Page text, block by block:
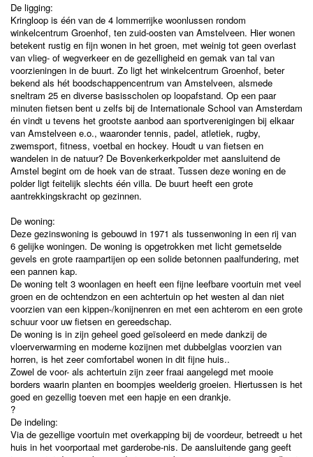
De ligging:
Kringloop is één van de 4 lommerrijke woonlussen rondom
winkelcentrum Groenhof, ten zuid-oosten van Amstelveen. Hier wonen
betekent rustig en fijn wonen in het groen, met weinig tot geen overlast
van vlieg- of wegverkeer en de gezelligheid en gemak van tal van
voorzieningen in de buurt. Zo ligt het winkelcentrum Groenhof, beter
bekend als hét boodschappencentrum van Amstelveen, alsmede
sneltram 25 en diverse basisscholen op loopafstand. Op een paar
minuten fietsen bent u zelfs bij de Internationale School van Amsterdam
én vindt u tevens het grootste aanbod aan sportverenigingen bij elkaar
van Amstelveen e.o., waaronder tennis, padel, atletiek, rugby,
zwemsport, fitness, voetbal en hockey. Houdt u van fietsen en
wandelen in de natuur? De Bovenkerkerkpolder met aansluitend de
Amstel begint om de hoek van de straat. Tussen deze woning en de
polder ligt feitelijk slechts één villa. De buurt heeft een grote
aantrekkingskracht op gezinnen.
De woning:
Deze gezinswoning is gebouwd in 1971 als tussenwoning in een rij van
6 gelijke woningen. De woning is opgetrokken met licht gemetselde
gevels en grote raampartijen op een solide betonnen paalfundering, met
een pannen kap.
De woning telt 3 woonlagen en heeft een fijne leefbare voortuin met veel
groen en de ochtendzon en een achtertuin op het westen al dan niet
voorzien van een kippen-/konijnenren en met een achterom en een grote
schuur voor uw fietsen en gereedschap.
De woning is in zijn geheel goed geïsoleerd en mede dankzij de
vloerverwarming en moderne kozijnen met dubbelglas voorzien van
horren, is het zeer comfortabel wonen in dit fijne huis..
Zowel de voor- als achtertuin zijn zeer fraai aangelegd met mooie
borders waarin planten en boompjes weelderig groeien. Hiertussen is het
goed en gezellig toeven met een hapje en een drankje.
?
De indeling:
Via de gezellige voortuin met overkapping bij de voordeur, betreedt u het
huis in het voorportaal met garderobe-nis. De aansluitende gang geeft